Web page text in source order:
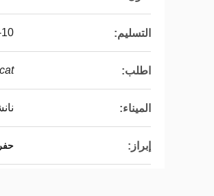
التسليم: 7-10
اطلب: cat;
الميناء:
إبراز: